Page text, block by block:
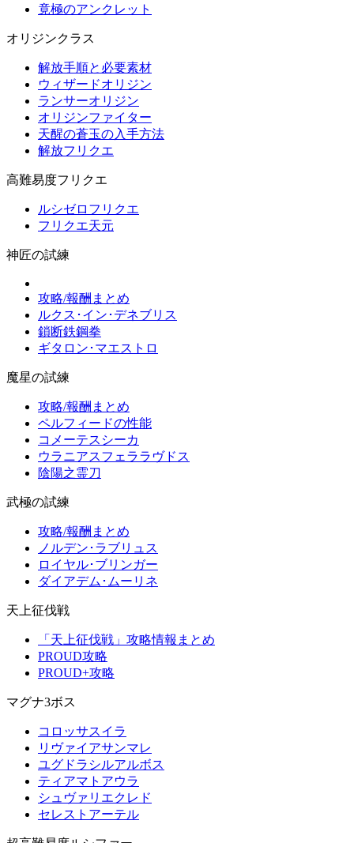
竟極のアンクレット
オリジンクラス
解放手順と必要素材
ウィザードオリジン
ランサーオリジン
オリジンファイター
天醒の蒼玉の入手方法
解放フリクエ
高難易度フリクエ
ルシゼロフリクエ
フリクエ天元
神匠の試練
攻略/報酬まとめ
ルクス･イン･デネブリス
鎖断鉄鋼拳
ギタロン･マエストロ
魔星の試練
攻略/報酬まとめ
ペルフィードの性能
コメーテスシーカ
ウラニアスフェララヴドス
陰陽之霊刀
武極の試練
攻略/報酬まとめ
ノルデン･ラブリュス
ロイヤル･ブリンガー
ダイアデム･ムーリネ
天上征伐戦
「天上征伐戦」攻略情報まとめ
PROUD攻略
PROUD+攻略
マグナ3ボス
コロッサスイラ
リヴァイアサンマレ
ユグドラシルアルボス
ティアマトアウラ
シュヴァリエクレド
セレストアーテル